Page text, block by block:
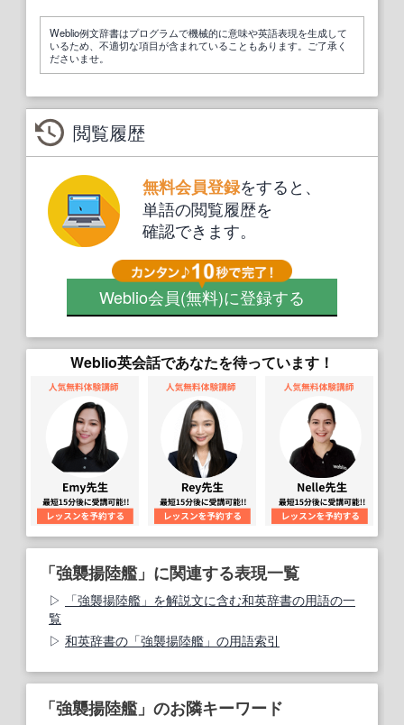
Weblio例文辞書はプログラムで機械的に意味や英語表現を生成して
いるため、不適切な項目が含まれていることもあります。ご了承く
ださいませ。
閲覧履歴
無料会員登録をすると、
単語の閲覧履歴を
確認できます。
Weblio会員(無料)に登録する
Weblio英会話であなたを待っています！
「強襲揚陸艦」に関連する表現一覧
「強襲揚陸艦」を解説文に含む和英辞書の用語の一
覧
和英辞書の「強襲揚陸艦」の用語索引
「強襲揚陸艦」のお隣キーワード